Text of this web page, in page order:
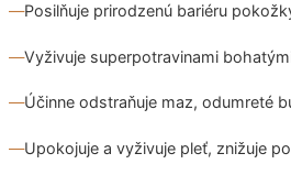
Posilňuje prirodzenú bariéru
Vyživuje superpotravinami
Účinne odstraňuje maz, odumreté
Upokojuje a vyživuje pleť, znižuje